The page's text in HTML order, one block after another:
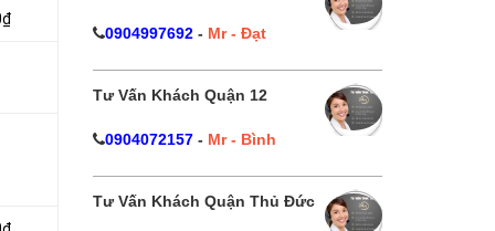
0904997692- Mr - Đạt
Tư Vấn Khách Quận 12
0904072157- Mr - Bình
Tư Vấn Khách Quận Thủ Đức